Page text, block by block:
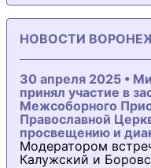
НОВОСТИ
30 апреля 2025 •
принял участие в
Межсоборного
Православной
просвещению и
Модератором
Калужский и